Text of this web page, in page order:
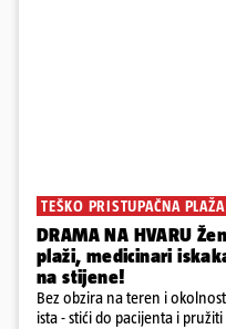
TEŠKO PRISTUPAČNA PLAŽA
DRAMA NA HVARU
plaži, medicinari
na stijene!
Bez obzira na teren i
ista - stići do pacijenta i